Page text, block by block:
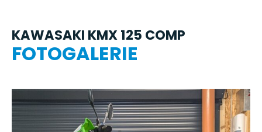
KAWASAKI KMX 125 COMP
FOTOGALERIE